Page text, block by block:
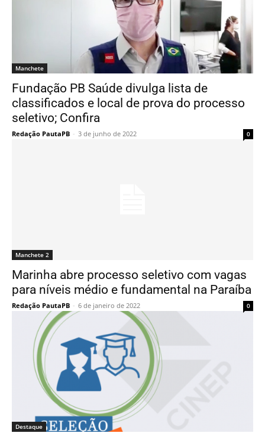
Manchete
Fundação PB Saúde divulga lista de
classificados e local de prova do processo
seletivo; Confira
Redação PautaPB - 3 de junho de 2022 0
Manchete 2
Marinha abre processo seletivo com vagas
para níveis médio e fundamental na Paraíba
Redação PautaPB - 6 de janeiro de 2022 0
Destaque